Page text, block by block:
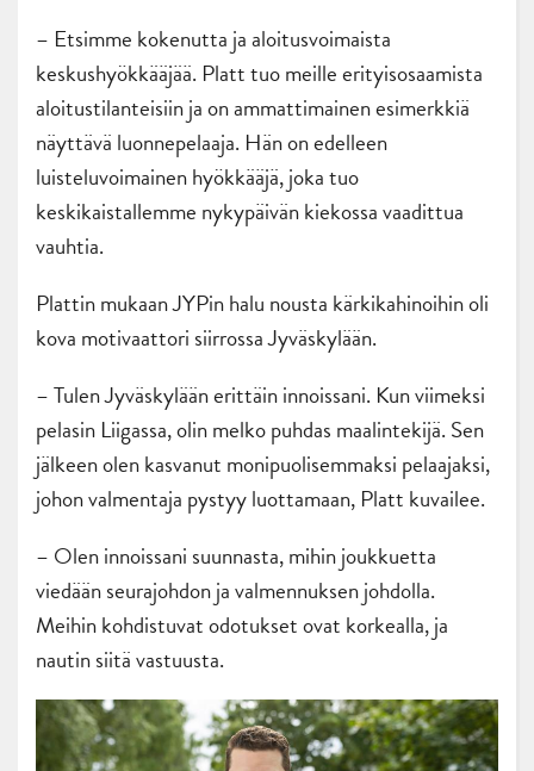
– Etsimme kokenutta ja aloitusvoimaista
keskushyökkääjää. Platt tuo meille erityisosaamista
aloitustilanteisiin ja on ammattimainen esimerkkiä
näyttävä luonnepelaaja. Hän on edelleen
luisteluvoimainen hyökkääjä, joka tuo
keskikaistallemme nykypäivän kiekossa vaadittua
vauhtia.
Plattin mukaan JYPin halu nousta kärkikahinoihin oli
kova motivaattori siirrossa Jyväskylään.
– Tulen Jyväskylään erittäin innoissani. Kun viimeksi
pelasin Liigassa, olin melko puhdas maalintekijä. Sen
jälkeen olen kasvanut monipuolisemmaksi pelaajaksi,
johon valmentaja pystyy luottamaan, Platt kuvailee.
– Olen innoissani suunnasta, mihin joukkuetta
viedään seurajohdon ja valmennuksen johdolla.
Meihin kohdistuvat odotukset ovat korkealla, ja
nautin siitä vastuusta.